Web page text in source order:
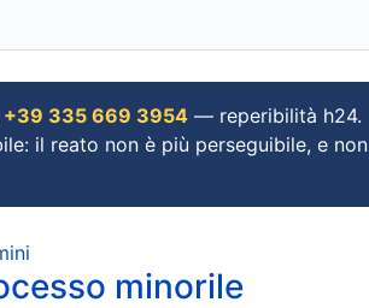
+39 335 669 3954 — reperibilità h24.
il reato non è più perseguibile, e non
minorile